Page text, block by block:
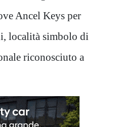
Ancel Keys per
località simbolo di
riconosciuto a